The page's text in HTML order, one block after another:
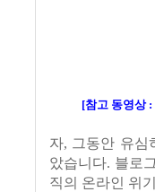
[참고 동영상
자, 그동안 유심
았습니다. 블로
직의 온라인 위